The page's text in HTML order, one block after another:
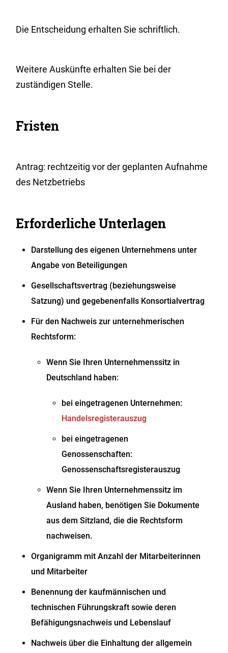
Die Entscheidung erhalten Sie schriftlich.
Weitere Auskünfte erhalten Sie bei der
zuständigen Stelle.
Fristen
Antrag: rechtzeitig vor der geplanten Aufnahme
des Netzbetriebs
Erforderliche Unterlagen
Darstellung des eigenen Unternehmens unter
Angabe von Beteiligungen
Gesellschaftsvertrag (beziehungsweise
Satzung) und gegebenenfalls Konsortialvertrag
Für den Nachweis zur unternehmerischen
Rechtsform:
Wenn Sie Ihren Unternehmenssitz in
Deutschland haben:
bei eingetragenen Unternehmen:
Handelsregisterauszug
bei eingetragenen
Genossenschaften:
Genossenschaftsregisterauszug
Wenn Sie Ihren Unternehmenssitz im
Ausland haben, benötigen Sie Dokumente
aus dem Sitzland, die die Rechtsform
nachweisen.
Organigramm mit Anzahl der Mitarbeiterinnen
und Mitarbeiter
Benennung der kaufmännischen und
technischen Führungskraft sowie deren
Befähigungsnachweis und Lebenslauf
Nachweis über die Einhaltung der allgemein